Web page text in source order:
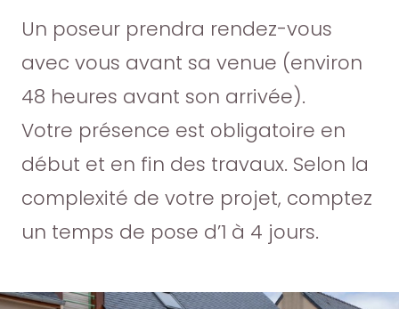
Un poseur prendra rendez-vous
avec vous avant sa venue (environ
48 heures avant son arrivée).
Votre présence est obligatoire en
début et en fin des travaux. Selon la
complexité de votre projet, comptez
un temps de pose d’1 à 4 jours.